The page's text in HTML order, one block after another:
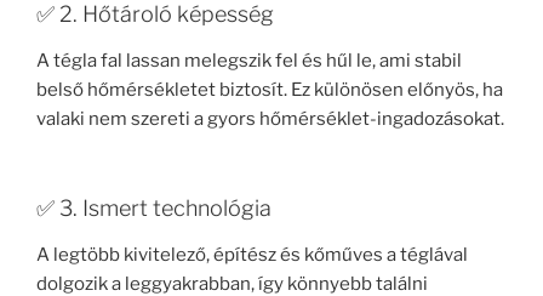
✅ 2. Hőtároló képesség
A tégla fal lassan melegszik fel és hűl le, ami stabil
belső hőmérsékletet biztosít. Ez különösen előnyös, ha
valaki nem szereti a gyors hőmérséklet-ingadozásokat.
✅ 3. Ismert technológia
A legtöbb kivitelező, építész és kőműves a téglával
dolgozik a leggyakrabban, így könnyebb találni